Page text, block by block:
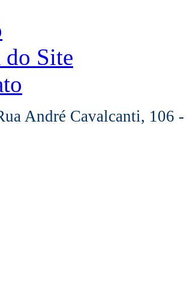
do Site
André Cavalcanti, 106